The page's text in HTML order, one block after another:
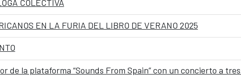
COLECTIVA
EN LA FURIA DEL LIBRO DE VERANO 2025
de la plataforma “Sounds From Spain” con un concierto a